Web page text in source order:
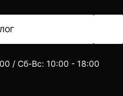
/ Сб-Вс: 10:00 - 18:00